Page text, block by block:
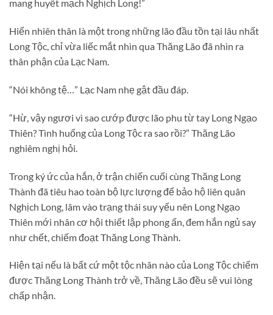
mang huyết mạch Nghịch Long!”
Hiển nhiên thân là một trong những lão đầu tồn tại lâu nhất
Long Tộc, chỉ vừa liếc mắt nhìn qua Thăng Lão đã nhìn ra
thân phận của Lạc Nam.
“Nói không tệ…” Lạc Nam nhẹ gật đầu đáp.
“Hừ, vậy ngươi vì sao cướp được lão phu từ tay Long Ngạo
Thiên? Tình huống của Long Tộc ra sao rồi?” Thăng Lão
nghiêm nghị hỏi.
Trong ký ức của hắn, ở trận chiến cuối cùng Thăng Long
Thành đã tiêu hao toàn bộ lực lượng để bảo hộ liên quân
Nghịch Long, lâm vào trạng thái suy yếu nên Long Ngạo
Thiên mới nhân cơ hội thiết lập phong ấn, đem hắn ngủ say
như chết, chiếm đoạt Thăng Long Thành.
Hiện tại nếu là bất cứ một tộc nhân nào của Long Tộc chiếm
được Thăng Long Thành trở về, Thăng Lão đều sẽ vui lòng
chấp nhận.